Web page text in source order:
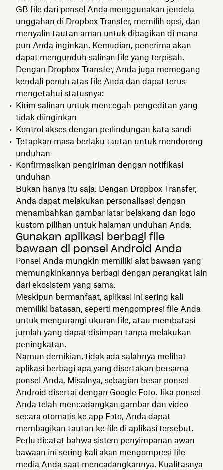
GB file dari ponsel Anda menggunakan jendela
unggahan di Dropbox Transfer, memilih opsi, dan
menyalin tautan aman untuk dibagikan di mana
pun Anda inginkan. Kemudian, penerima akan
dapat mengunduh salinan file yang terpisah.
Dengan Dropbox Transfer, Anda juga memegang
kendali penuh atas file Anda dan dapat terus
mengetahui statusnya:
Kirim salinan untuk mencegah pengeditan yang
tidak diinginkan
Kontrol akses dengan perlindungan kata sandi
Tetapkan masa berlaku tautan untuk mendorong
unduhan
Konfirmasikan pengiriman dengan notifikasi
unduhan
Bukan hanya itu saja. Dengan Dropbox Transfer,
Anda dapat melakukan personalisasi dengan
menambahkan gambar latar belakang dan logo
kustom pilihan untuk halaman unduhan Anda.
Gunakan aplikasi berbagi file
bawaan di ponsel Android Anda
Ponsel Anda mungkin memiliki alat bawaan yang
memungkinkannya berbagi dengan perangkat lain
dari ekosistem yang sama.
Meskipun bermanfaat, aplikasi ini sering kali
memiliki batasan, seperti mengompresi file Anda
untuk mengurangi ukuran file, atau membatasi
jumlah yang dapat disimpan tanpa melakukan
peningkatan.
Namun demikian, tidak ada salahnya melihat
aplikasi berbagi apa yang disertakan bersama
ponsel Anda. Misalnya, sebagian besar ponsel
Android disertai dengan Google Foto. Jika ponsel
Anda telah mencadangkan gambar dan video
secara otomatis ke app Foto, Anda dapat
membagikan tautan ke file di aplikasi tersebut.
Perlu dicatat bahwa sistem penyimpanan awan
bawaan ini sering kali akan mengompresi file
media Anda saat mencadangkannya. Kualitasnya